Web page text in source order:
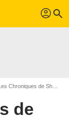
profil search
Chroniques de Shannara
de